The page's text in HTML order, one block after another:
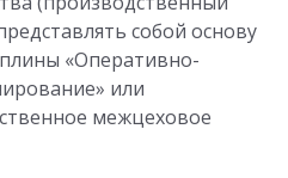
собой основу
«Оперативно-
или
межцеховое